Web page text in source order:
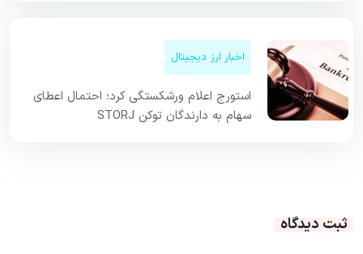
اخبار ارز دیجیتال
استورج اعلام ورشکستگی کرد؛ احتمال اعطای
سهام به دارندگان توکن STORJ
ثبت دیدگاه